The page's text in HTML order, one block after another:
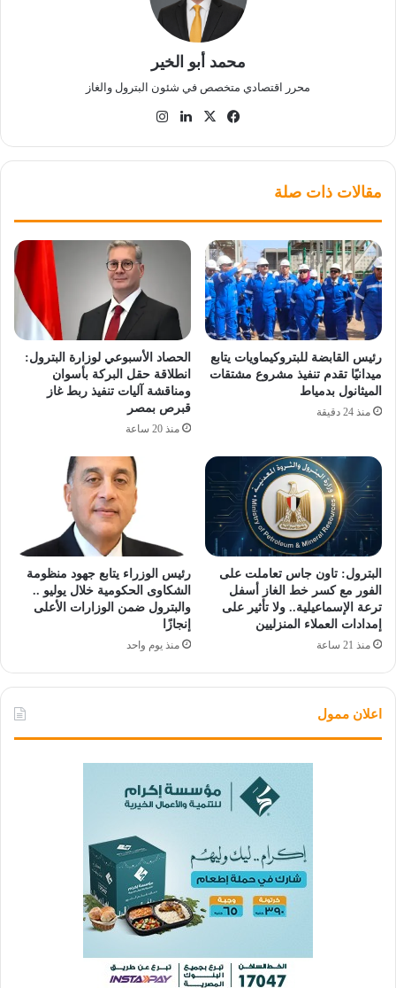
محمد أبو الخير
محرر اقتصادي متخصص في شئون البترول والغاز
فيسبوك
‫X لينكدإن
مقالات ذات صلة
رئيس القابضة للبتروكيماويات يتابع
ميدانيًا تقدم تنفيذ مشروع مشتقات
الميثانول بدمياط
منذ 24 دقيقة
الحصاد الأسبوعي لوزارة البترول:
انطلاقة حقل البركة بأسوان
ومناقشة آليات تنفيذ ربط غاز
قبرص بمصر
منذ 20 ساعة
البترول: تاون جاس تعاملت على
الفور مع كسر خط الغاز أسفل
ترعة الإسماعيلية.. ولا تأثير على
إمدادات العملاء المنزليين
منذ 21 ساعة
رئيس الوزراء يتابع جهود منظومة
الشكاوى الحكومية خلال يوليو ..
والبترول ضمن الوزارات الأعلى
إنجازًا
منذ يوم واحد
اعلان ممول